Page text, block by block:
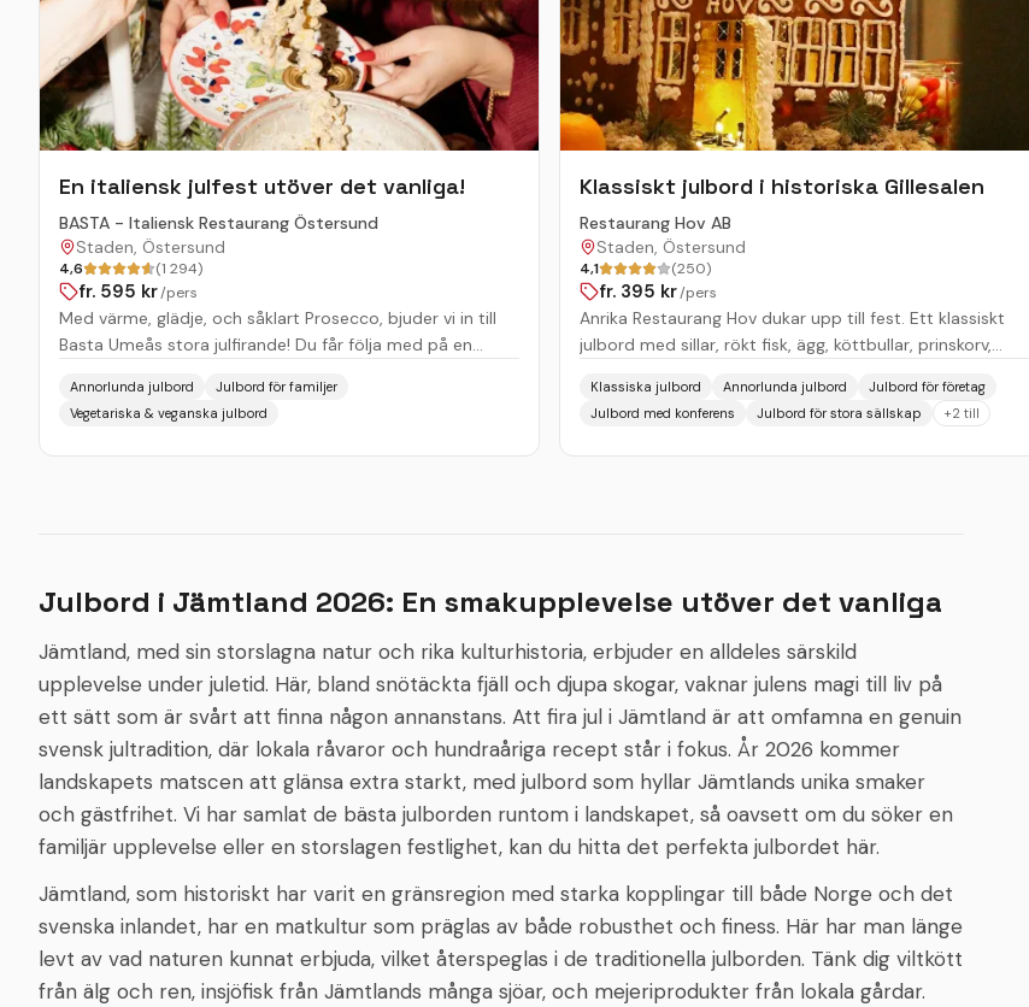
En italiensk julfest utöver det vanliga!
BASTA - Italiensk Restaurang Östersund
Staden, Östersund
4,6 (1 294)
fr. 595 kr/pers
Med värme, glädje, och såklart Prosecco, bjuder vi in till
Basta Umeås stora julfirande! Du får följa med på en
trerättersmiddag kombineras med hantverkscocktails i
ljuvliga smaker. Färgsprakande förrätter, fantastiska
varmrätter och ett läskande urval av efterrätter ger dig
Annorlunda julbord
Julbord för familjer
Vegetariska & veganska julbord
Klassiskt julbord i historiska Gillesalen
Restaurang Hov AB
Staden, Östersund
4,1 (250)
fr. 395 kr/pers
Anrika Restaurang Hov dukar upp till fest. Ett klassiskt
julbord med sillar, rökt fisk, ägg, köttbullar, prinskorv,
tillsammans med vänner och bekanta, kollegor och släkt i
historiska Gillesalen som tar upp till 100 sittande gäster
samtidigt. Vi har must, öl, viner och egen kryddad snaps,
jullunch serveras tisdag–fredag. Starta med sill, fortsätt
avsluta med en liten dessert till kaffet.
Klassiska julbord Annorlunda julbord
Julbord för företag
Julbord med konferens
Julbord för stora sällskap +2 till
Julbord i Jämtland 2026: En smakupplevelse utöver det vanliga
Jämtland, med sin storslagna natur och rika kulturhistoria, erbjuder en alldeles särskild
upplevelse under juletid. Här, bland snötäckta fjäll och djupa skogar, vaknar julens magi till liv på
ett sätt som är svårt att finna någon annanstans. Att fira jul i Jämtland är att omfamna en genuin
svensk jultradition, där lokala råvaror och hundraåriga recept står i fokus. År 2026 kommer
landskapets matscen att glänsa extra starkt, med julbord som hyllar Jämtlands unika smaker
och gästfrihet. Vi har samlat de bästa julborden runtom i landskapet, så oavsett om du söker en
familjär upplevelse eller en storslagen festlighet, kan du hitta det perfekta julbordet här.
Jämtland, som historiskt har varit en gränsregion med starka kopplingar till både Norge och det
svenska inlandet, har en matkultur som präglas av både robusthet och finess. Här har man länge
levt av vad naturen kunnat erbjuda, vilket återspeglas i de traditionella julborden. Tänk dig viltkött
från älg och ren, insjöfisk från Jämtlands många sjöar, och mejeriprodukter från lokala gårdar.